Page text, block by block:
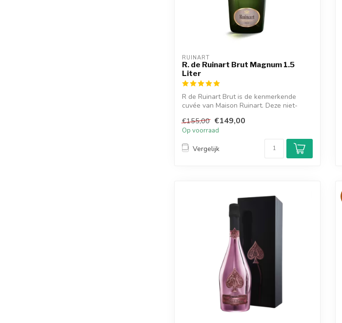
RUINART
R. de Ruinart Brut Magnum 1.5
Liter
R de Ruinart Brut is de kenmerkende
cuvée van Maison Ruinart. Deze niet-
€155,00 €149,00
Op voorraad
Vergelijk